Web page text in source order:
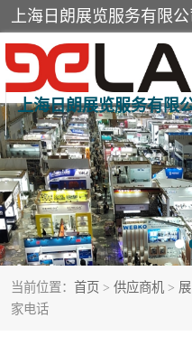
上海日朗展览服务有限
当前位置： 首页 > 供应商机 >
家电话
展台装修搭建
展厅装修
展会装修设计
活动策划